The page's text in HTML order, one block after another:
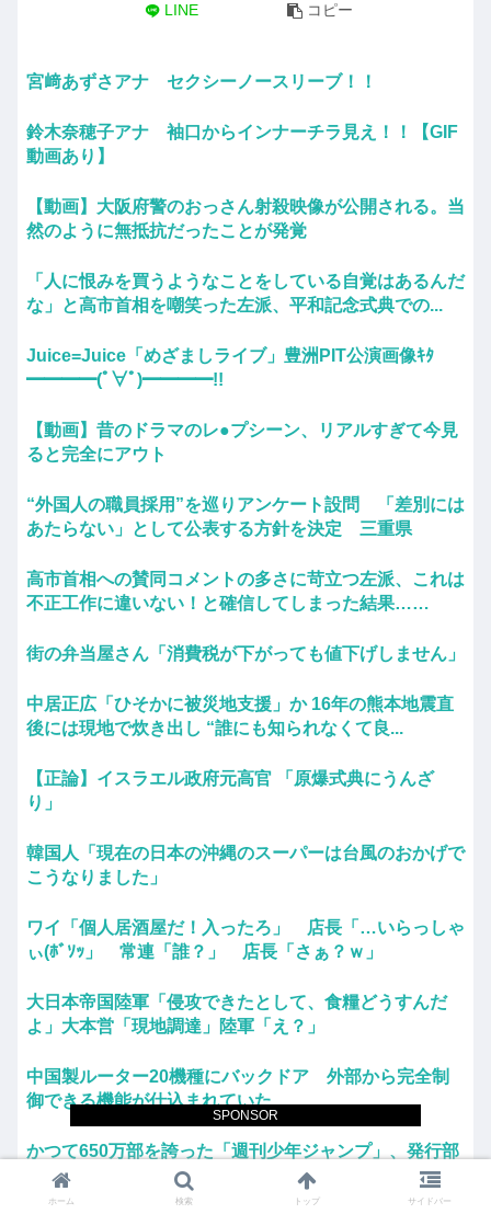
SPONSOR
LINE コピー
宮﨑あずさアナ セクシーノースリーブ！！
鈴木奈穂子アナ 袖口からインナーチラ見え！！【GIF
動画あり】
【動画】大阪府警のおっさん射殺映像が公開される。当
然のように無抵抗だったことが発覚
「人に恨みを買うようなことをしている自覚はあるんだ
な」と高市首相を嘲笑った左派、平和記念式典での...
Juice=Juice「めざましライブ」豊洲PIT公演画像ｷﾀ
━━━━(ﾟ∀ﾟ)━━━━!!
【動画】昔のドラマのレ●プシーン、リアルすぎて今見
ると完全にアウト
“外国人の職員採用”を巡りアンケート設問 「差別には
あたらない」として公表する方針を決定 三重県
高市首相への賛同コメントの多さに苛立つ左派、これは
不正工作に違いない！と確信してしまった結果……
街の弁当屋さん「消費税が下がっても値下げしません」
中居正広「ひそかに被災地支援」か 16年の熊本地震直
後には現地で炊き出し “誰にも知られなくて良...
【正論】イスラエル政府元高官 「原爆式典にうんざ
り」
韓国人「現在の日本の沖縄のスーパーは台風のおかげで
こうなりました」
ワイ「個人居酒屋だ！入ったろ」 店長「…いらっしゃ
ぃ(ﾎﾞｿｯ」 常連「誰？」 店長「さぁ？ｗ」
大日本帝国陸軍「侵攻できたとして、食糧どうすんだ
よ」大本営「現地調達」陸軍「え？」
中国製ルーター20機種にバックドア 外部から完全制
御できる機能が仕込まれていた
かつて650万部を誇った「週刊少年ジャンプ」、発行部
数が初の100万部割れ
ホーム 検索 トップ サイドバー